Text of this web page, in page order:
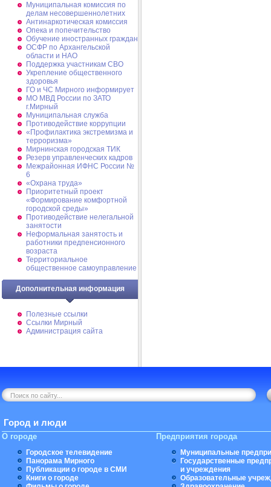
Муниципальная комиссия по
делам несовершеннолетних
Антинаркотическая комиссия
Опека и попечительство
Обучение иностранных граждан
ОСФР по Архангельской
области и НАО
Поддержка участникам СВО
Укрепление общественного
здоровья
ГО и ЧС Мирного информирует
МО МВД России по ЗАТО
г.Мирный
Муниципальная cлужба
Противодействие коррупции
«Профилактика экстремизма и
терроризма»
Мирнинская городская ТИК
Резерв управленческих кадров
Межрайонная ИФНС России №
6
«Охрана труда»
Приоритетный проект
«Формирование комфортной
городской среды»
Противодействие нелегальной
занятости
Неформальная занятость и
работники предпенсионного
возраста
Территориальное
общественное самоуправление
Дополнительная информация
Полезные ссылки
Ссылки Мирный
Администрация сайта
Город и люди
О городе
Городское телевидение
Панорама Мирного
Публикации о городе в СМИ
Книги о городе
Предприятия города
Муниципальные
Государственные
и учреждения
Образовательные